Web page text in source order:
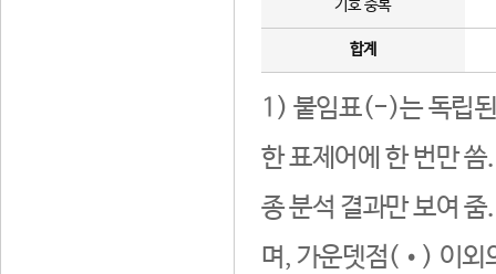
기호 중복
합계
1) 붙임표(-)는 독립된
한 표제어에 한 번만
종 분석 결과만 보여
며, 가운뎃점(•) 이외